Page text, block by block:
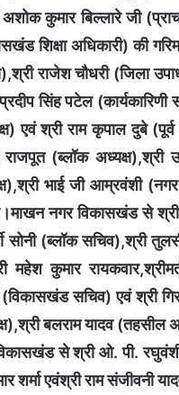
कुमार बिल्लारे जी
शिक्षा अधिकारी) की
राजेश चौधरी (जिला
सिंह पटेल
एवं श्री राम कृपाल दुबे
(ब्लॉक अध्यक्ष),श्री
भाई जी आम्रवंशी
नगर विकासखंड से
सोनी (ब्लॉक सचिव),श्री
महेश कुमार
(विकासखंड सचिव) एवं श्री
बलराम यादव (तहसील
से श्री ओ. पी.
शर्मा एवंश्री राम संजीवनी